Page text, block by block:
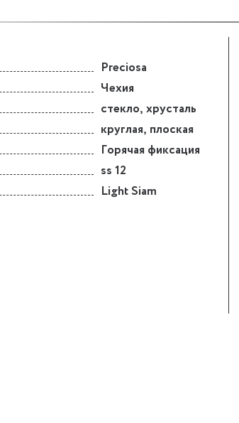
Preciosa
Чехия
стекло, хрусталь
круглая, плоская
Горячая фиксация
ss 12
Light Siam